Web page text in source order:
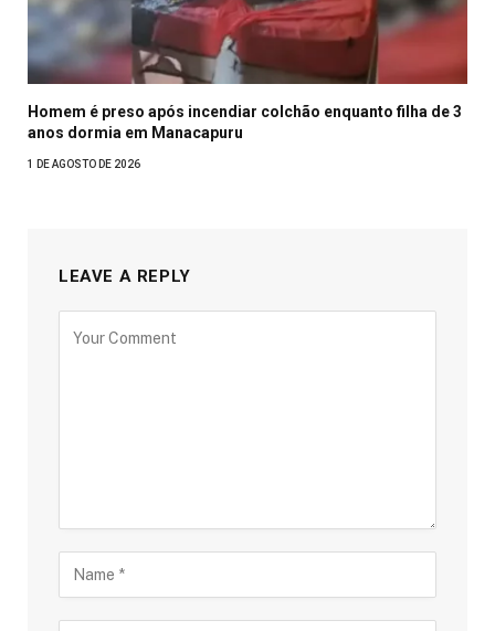
Homem é preso após incendiar colchão enquanto filha de 3
anos dormia em Manacapuru
1 DE AGOSTO DE 2026
LEAVE A REPLY